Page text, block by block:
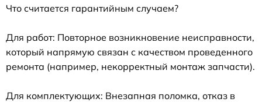
Что считается гарантийным случаем?
Для работ: Повторное возникновение неисправности,
который напрямую связан с качеством проведенного
ремонта (например, некорректный монтаж запчасти).
Для комплектующих: Внезапная поломка, отказ в